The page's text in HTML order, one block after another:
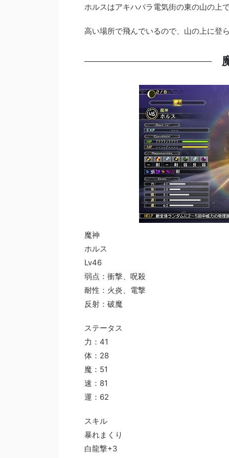
ホルスはアキハバラ電気街の東の山の上
高い場所で飛んでいるので、山の上に登
魔神
ホルス
Lv46
弱点：衝撃、呪殺
耐性：火炎、電撃
反射：破魔
ステータス
力：41
体：28
魔：51
速：81
運：62
スキル
暴れまくり
白龍撃+3